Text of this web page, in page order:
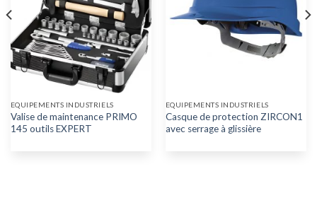
EQUIPEMENTS INDUSTRIELS
Valise de maintenance PRIMO
145 outils EXPERT
EQUIPEMENTS INDUSTRIELS
Casque de protection ZIRCON1
avec serrage à glissière